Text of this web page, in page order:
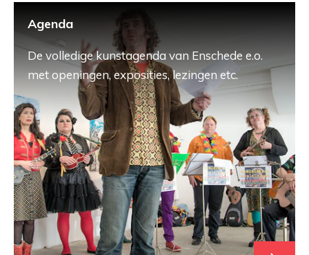
Agenda
De volledige kunstagenda van Enschede e.o.
met openingen, exposities, lezingen etc.